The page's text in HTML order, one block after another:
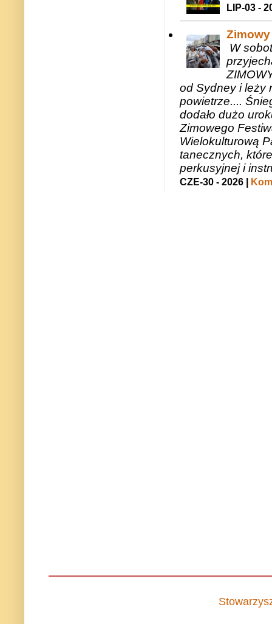
LIP-03 -
W
od Sydney i leży
powietrze....
dodało dużo
Zimowego
Wielokulturową
tanecznych,
perkusyjnej i
CZE-30 - 2026 |